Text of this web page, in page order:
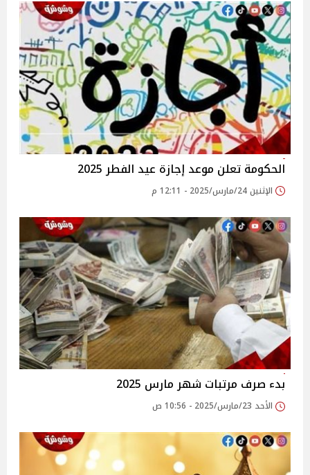
الحكومة تعلن موعد إجازة عيد الفطر 2025
الإثنين 24/مارس/2025 - 12:11 م
بدء صرف مرتبات شهر مارس 2025
الأحد 23/مارس/2025 - 10:56 ص